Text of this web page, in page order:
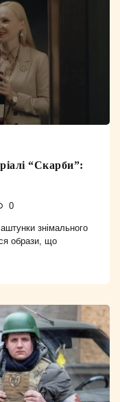
“Скарби”:
0
знімального
образи, що